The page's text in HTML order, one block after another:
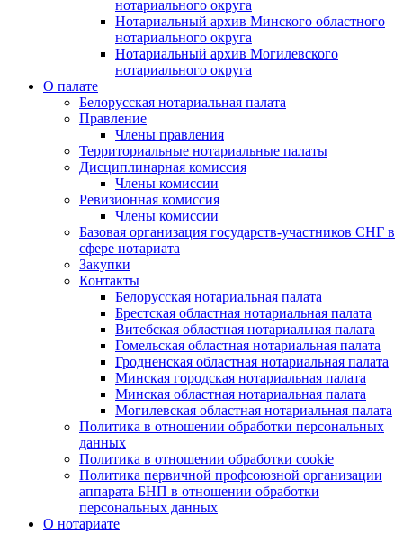
нотариального округа
Нотариальный архив Минского областного
нотариального округа
Нотариальный архив Могилевского
нотариального округа
О палате
Белорусская нотариальная палата
Правление
Члены правления
Территориальные нотариальные палаты
Дисциплинарная комиссия
Члены комиссии
Ревизионная комиссия
Члены комиссии
Базовая организация государств-участников СНГ в
сфере нотариата
Закупки
Контакты
Белорусская нотариальная палата
Брестская областная нотариальная палата
Витебская областная нотариальная палата
Гомельская областная нотариальная палата
Гродненская областная нотариальная палата
Минская городская нотариальная палата
Минская областная нотариальная палата
Могилевская областная нотариальная палата
Политика в отношении обработки персональных
данных
Политика в отношении обработки cookie
Политика первичной профсоюзной организации
аппарата БНП в отношении обработки
персональных данных
О нотариате